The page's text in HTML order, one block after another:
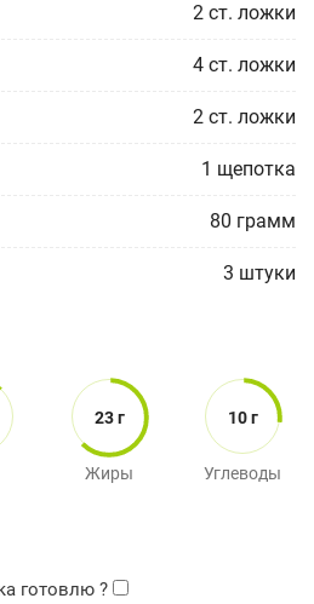
2 ст. ложки
4 ст. ложки
2 ст. ложки
1 щепотка
80 грамм
3 штуки
23 г
Жиры
10 г
Углеводы